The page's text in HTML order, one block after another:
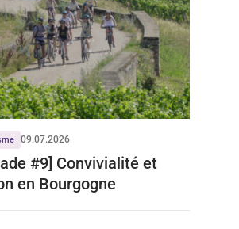
09.07.2026
#9] Convivialité et
en Bourgogne